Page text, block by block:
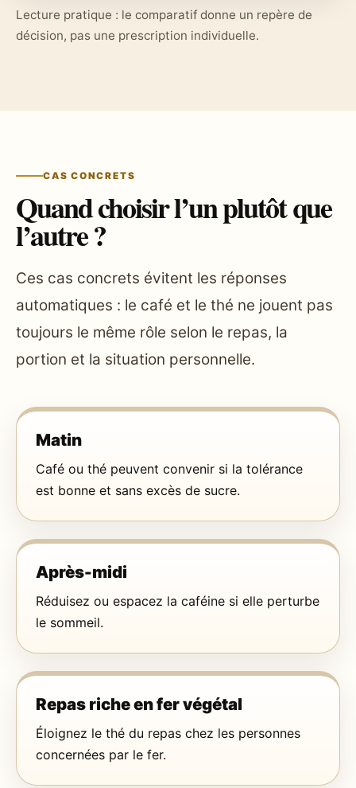
Lecture pratique : le comparatif donne un repère de
décision, pas une prescription individuelle.
CAS CONCRETS
Quand choisir l’un plutôt que
l’autre ?
Ces cas concrets évitent les réponses
automatiques : le café et le thé ne jouent pas
toujours le même rôle selon le repas, la
portion et la situation personnelle.
Matin
Café ou thé peuvent convenir si la tolérance
est bonne et sans excès de sucre.
Après-midi
Réduisez ou espacez la caféine si elle perturbe
le sommeil.
Repas riche en fer végétal
Éloignez le thé du repas chez les personnes
concernées par le fer.